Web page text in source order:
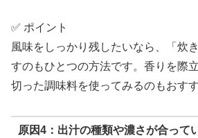
✅ ポイント
風味をしっかり残したいなら、「炊
すのもひとつの方法です。香りを際
切った調味料を使ってみるのもおすす
原因4：出汁の種類や濃さが合って